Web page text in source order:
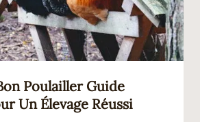
Poulailler Guide
Un Élevage Réussi